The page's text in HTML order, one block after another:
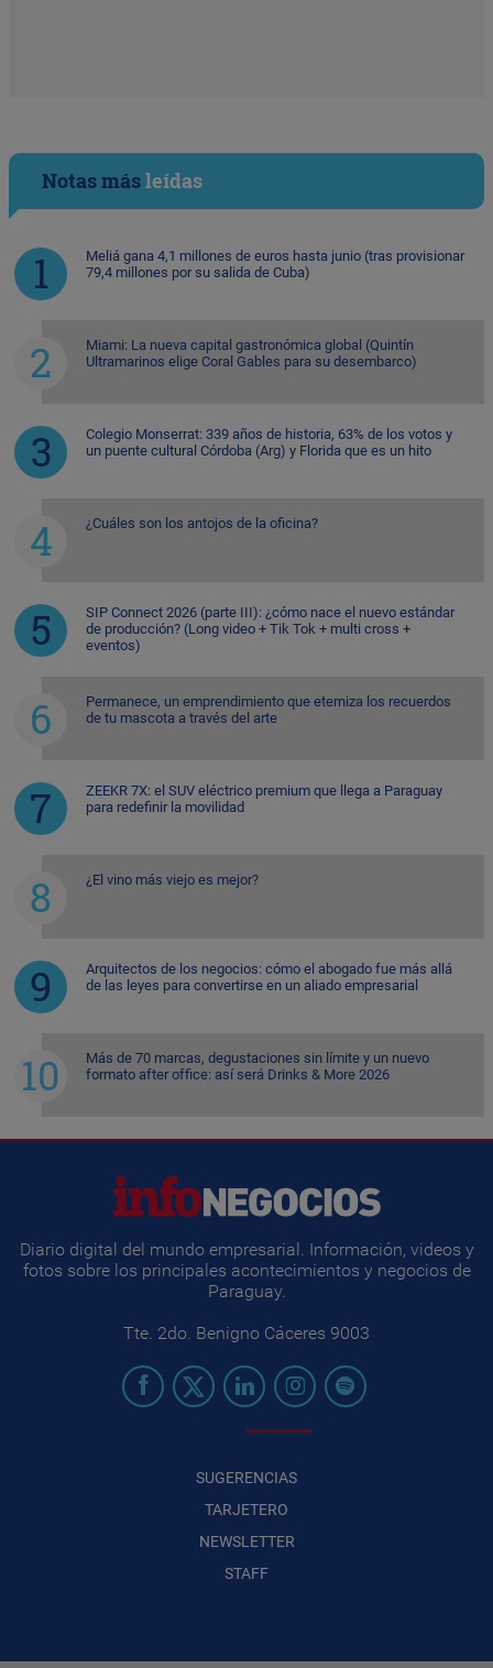
Notas másleídas
Meliá gana 4,1 millones de euros hasta junio (tras provisionar
79,4 millones por su salida de Cuba)
Miami: La nueva capital gastronómica global (Quintín
Ultramarinos elige Coral Gables para su desembarco)
Colegio Monserrat: 339 años de historia, 63% de los votos y
un puente cultural Córdoba (Arg) y Florida que es un hito
¿Cuáles son los antojos de la oficina?
SIP Connect 2026 (parte III): ¿cómo nace el nuevo estándar
de producción? (Long video + Tik Tok + multi cross +
eventos)
Permanece, un emprendimiento que eterniza los recuerdos
de tu mascota a través del arte
ZEEKR 7X: el SUV eléctrico premium que llega a Paraguay
para redefinir la movilidad
¿El vino más viejo es mejor?
Arquitectos de los negocios: cómo el abogado fue más allá
de las leyes para convertirse en un aliado empresarial
Más de 70 marcas, degustaciones sin límite y un nuevo
formato after office: así será Drinks & More 2026
Diario digital del mundo empresarial. Información, videos y
fotos sobre los principales acontecimientos y negocios de
Paraguay.
Tte. 2do. Benigno Cáceres 9003
SUGERENCIAS
TARJETERO
NEWSLETTER
STAFF